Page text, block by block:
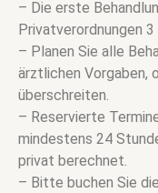
– Die erste
Privatverordnungen
– Planen Sie alle
ärztlichen Vorgaben,
überschreiten.
– Reservierte
mindestens 24
privat berechnet.
– Bitte buchen Sie